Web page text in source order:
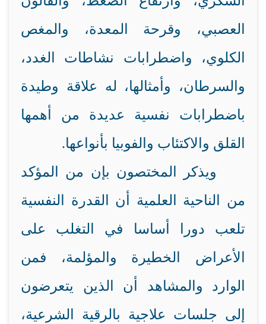
العصبي، وقرحة المعدة، والمغص
الكلوي، واضطرابات نشاطات الغدد،
والسرطان، وأمثالها، له علاقة وطيدة
باضطرابات نفسية عديدة من أهمها
القلق والاكتئاب والفوبيا بأنواعها.
ويذكر المختصون بإن من المؤكد
من الناحية العلمية أن القدرة النفسية
تلعب دورا أساسا في التغلب على
الأعراض الخطيرة والمؤلمة، فمن
الوارد والمشاهد أن الذين يتعرضون
إلى جلسات علاجية بالرقية الشرعية،